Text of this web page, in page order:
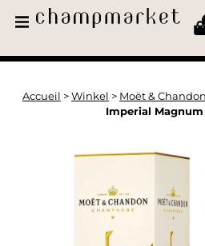
Accueil > Winkel > Moët & Chandon
Imperial